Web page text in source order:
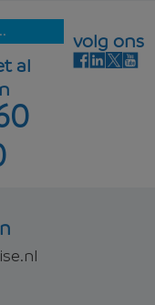
al
volg ons